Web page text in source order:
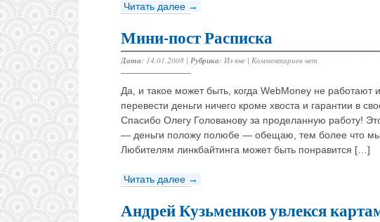
Читать далее →
Мини-пост Расписка
Дата: 14.01.2008 | Рубрика: Из вне | Комментариев нет
Да, и такое может быть, когда WebMoney не работают
перевести деньги ничего кроме хвоста и гарантии в
Спасибо Олегу Голованову за проделанную работу!
— деньги положу полюбе — обещаю, тем более что
Любителям линкбайтинга может быть понравится […]
Читать далее →
Андрей Кузьменков увлекся